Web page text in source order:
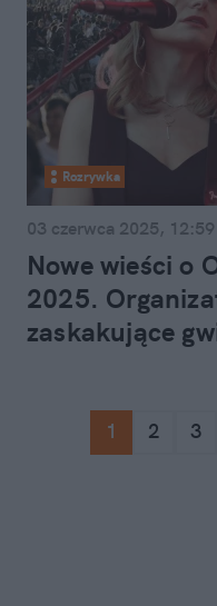
Rozrywka
03 czerwca 2025, 12:59
Nowe wieści o
2025.
zaskakujące
1 2 3